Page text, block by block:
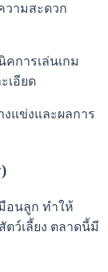
วามสะดวก
คการเล่นเกม
เอียด
งแข่งและผลการ
มือนลูก ทำให้
ว์เลี้ยง ตลาดนี้มี